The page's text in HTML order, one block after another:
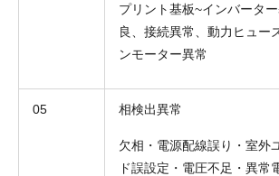
プリント基板~インバータ
良、接続異常、動力ヒュー
ンモーター異常
05 相検出異常
欠相・電源配線誤り・室外
ド誤設定・電圧不足・異常